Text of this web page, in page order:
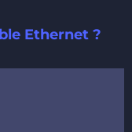
Ethernet ?